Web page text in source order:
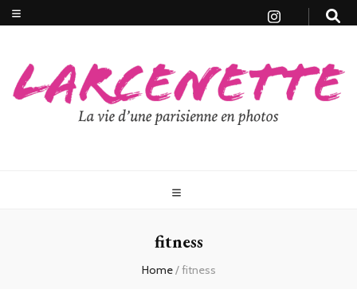
fitness
Home/fitness